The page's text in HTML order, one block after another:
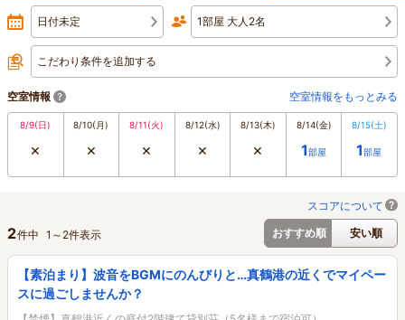
日付未定 1部屋 大人2名
こだわり条件を追加する
空室情報 空室情報をもっとみる
8/9(日)
×
8/10(月)
×
8/11(火)
×
8/12(水)
×
8/13(木)
×
8/14(金)
1部屋
8/15(土)
1部屋
スコアについて
おすすめ順
安い順
2件中 1 ～ 2件表示
【素泊まり】波音をBGMにのんびりと…真鶴港の近くでマイペー
スに過ごしませんか？